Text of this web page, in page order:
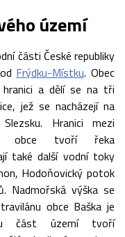
území
části České republiky
Frýdku-Místku. Obec
hranici a dělí se na tři
jež se nacházejí na
Hranici mezi
obce tvoří řeka
také další vodní toky
Hodoňovický potok
Nadmořská výška se
obce Baška je
část území tvoří